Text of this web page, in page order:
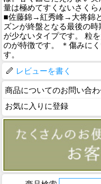
量は極めてすくないさくら
■佐藤錦→紅秀峰→大将錦
ズンが終盤となる最後の
が少ないタイプです。 粒
のが特徴です。 ＊傷みに
す。
レビューを書く
商品についてのお問い合
お気に入りに登録